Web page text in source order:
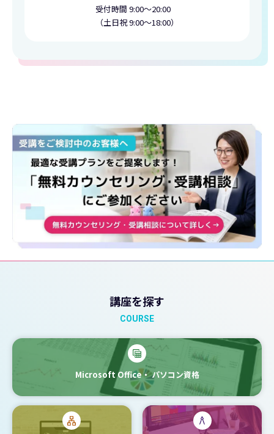
受付時間 9:00〜20:00
（土日祝 9:00〜18:00）
講座を探す
COURSE
Microsoft Office・パソコン資格